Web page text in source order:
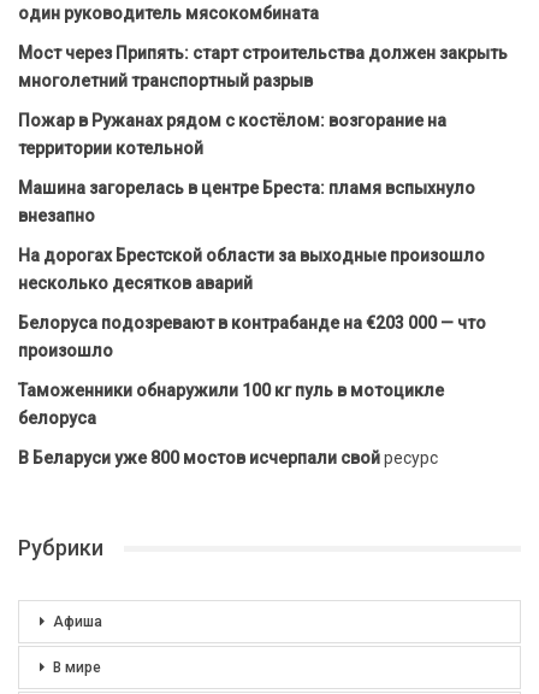
один руководитель мясокомбината
Мост через Припять: старт строительства должен закрыть
многолетний транспортный разрыв
Пожар в Ружанах рядом с костёлом: возгорание на
территории котельной
Машина загорелась в центре Бреста: пламя вспыхнуло
внезапно
На дорогах Брестской области за выходные произошло
несколько десятков аварий
Белоруса подозревают в контрабанде на €203 000 — что
произошло
Таможенники обнаружили 100 кг пуль в мотоцикле
белоруса
В Беларуси уже 800 мостов исчерпали свойресурс
Рубрики
Афиша
В мире